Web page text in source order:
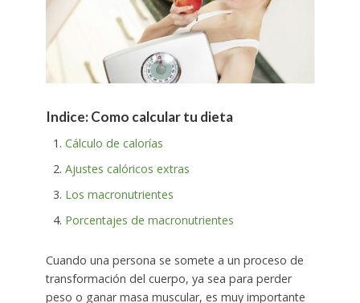
Indice: Como calcular tu dieta
Cálculo de calorías
Ajustes calóricos extras
Los macronutrientes
Porcentajes de macronutrientes
Cuando una persona se somete a un proceso de
transformación del cuerpo, ya sea para perder
peso o ganar masa muscular, es muy importante